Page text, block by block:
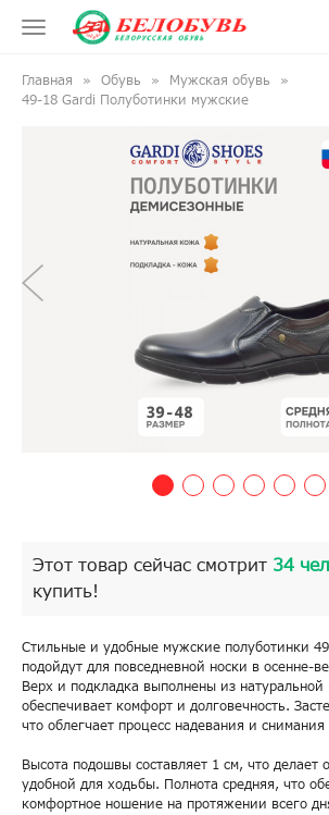
Главная Обувь
Мужская обувь
49-18 Gardi Полуботинки мужские
Этот товар сейчас смотрит 34
купить!
Стильные и удобные мужские полуботинки
подойдут для повседневной носки в осенне-
Верх и подкладка выполнены из
обеспечивает комфорт и долговечность.
что облегчает процесс надевания и
Высота подошвы составляет 1 см, что делает
удобной для ходьбы. Полнота средняя, что
комфортное ношение на протяжении всего